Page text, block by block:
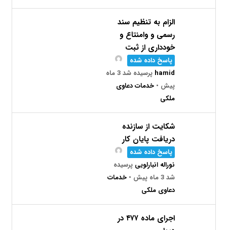
الزام به تنظیم سند
رسمی و وامنتاع و
خودداری از ثبت
پاسخ داده شده
hamid
پرسیده شد 3 ماه
پیش •خدمات دعاوی
ملکی
شکایت از سازنده
دریافت پایان کار
پاسخ داده شده
نوراله انبارلویی پرسیده
شد 3 ماه پیش
•خدمات
دعاوی ملکی
اجرای ماده ۴۷۷ در